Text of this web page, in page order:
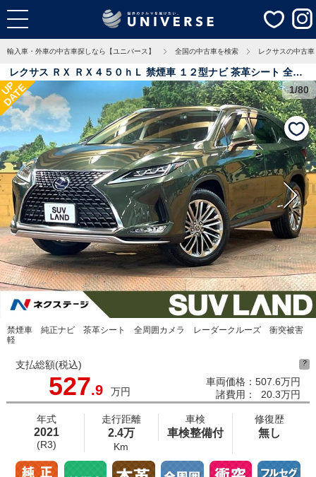
輸入車・外車の中古車探しなら【ユニバース】 全国の中古車を検索 レクサスの中古車
レクサス ＲＸ ＲＸ４５０ｈＬ 禁煙車 １２型ナビ 茶革シート 全周
囲カメラ レーダークルーズ ６人乗り シートエアコン 衝突被害軽
減システム 電動リアゲート コーナーセンサー ＬＥＤヘッド ＥＴ
Ｃ２．０ 純正２０インチアルミ 2.4万Km 千葉県
DATE
禁煙車 純正ナビ 茶革シート 全周囲カメラ レーダークルーズ 衝突被害
軽
1/80
支払総額(税込)
527.9 万円
車両価格：
諸費用：
507.6万円
20.3万円
?
年式
2021
(R3)
走行距離
2.4万
Km
車検
車検整備付
修復歴
無し